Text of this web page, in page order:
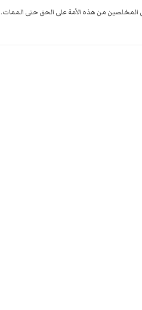
المخلصين من هذه الأمة على الحق حتى الممات.